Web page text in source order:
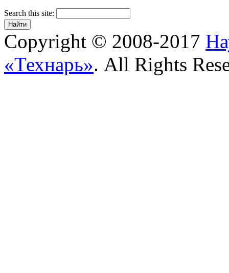
Search this site:
Copyright © 2008-2017
«Технарь». All Rights